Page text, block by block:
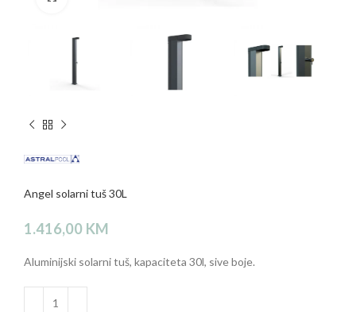
Angel solarni tuš 30L
1.416,00 KM
Aluminijski solarni tuš, kapaciteta 30l, sive boje.